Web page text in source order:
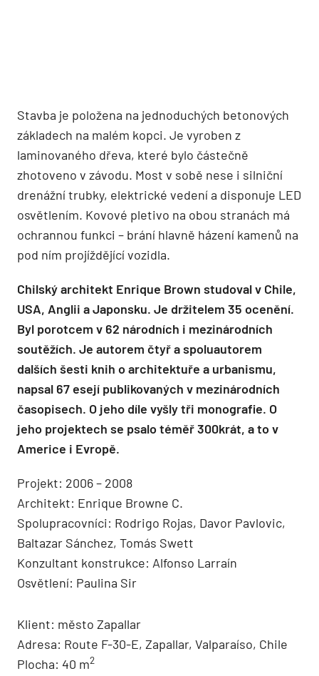
Stavba je položena na jednoduchých betonových
základech na malém kopci. Je vyroben z
laminovaného dřeva, které bylo částečně
zhotoveno v závodu. Most v sobě nese i silniční
drenážní trubky, elektrické vedení a disponuje LED
osvětlením. Kovové pletivo na obou stranách má
ochrannou funkci – brání hlavně házení kamenů na
pod ním projíždějící vozidla.
Chilský architekt Enrique Brown studoval v Chile,
USA, Anglii a Japonsku. Je držitelem 35 ocenění.
Byl porotcem v 62 národních i mezinárodních
soutěžích. Je autorem čtyř a spoluautorem
dalších šesti knih o architektuře a urbanismu,
napsal 67 esejí publikovaných v mezinárodních
časopisech. O jeho díle vyšly tři monografie. O
jeho projektech se psalo téměř 300krát, a to v
Americe i Evropě.
Projekt: 2006 – 2008
Architekt: Enrique Browne C.
Spolupracovníci: Rodrigo Rojas, Davor Pavlovic,
Baltazar Sánchez, Tomás Swett
Konzultant konstrukce: Alfonso Larraín
Osvětlení: Paulina Sir
Klient: město Zapallar
Adresa: Route F-30-E, Zapallar, Valparaíso, Chile
Plocha: 40 m2